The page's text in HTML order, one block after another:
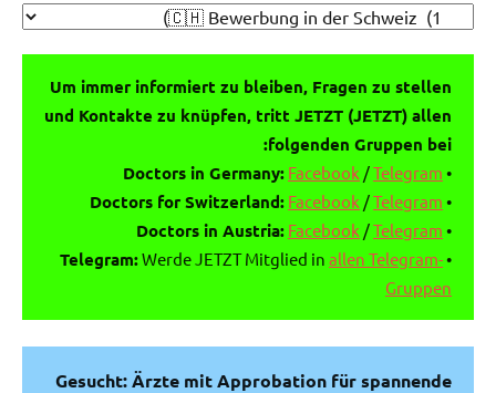
Um immer informiert zu bleiben, Fragen zu stellen
und Kontakte zu knüpfen, tritt JETZT (JETZT) allen
folgenden Gruppen bei:
•
Doctors in Germany: Facebook /Telegram
•
Doctors for Switzerland: Facebook /Telegram
•
Doctors in Austria: Facebook /Telegram
•
Telegram:Werde JETZT Mitglied in allen Telegram-
Gruppen
Gesucht: Ärzte mit Approbation für spannende